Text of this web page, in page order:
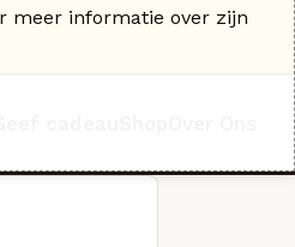
meer informatie over zijn